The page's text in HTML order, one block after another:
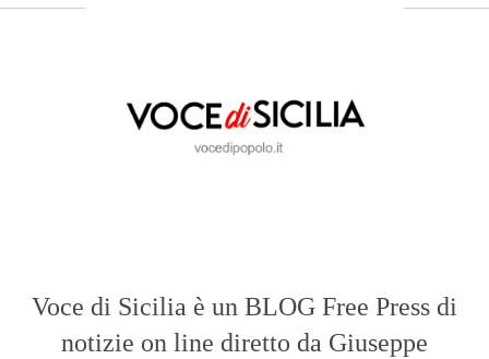
Voce di Sicilia è un BLOG Free Press di
notizie on line diretto da Giuseppe